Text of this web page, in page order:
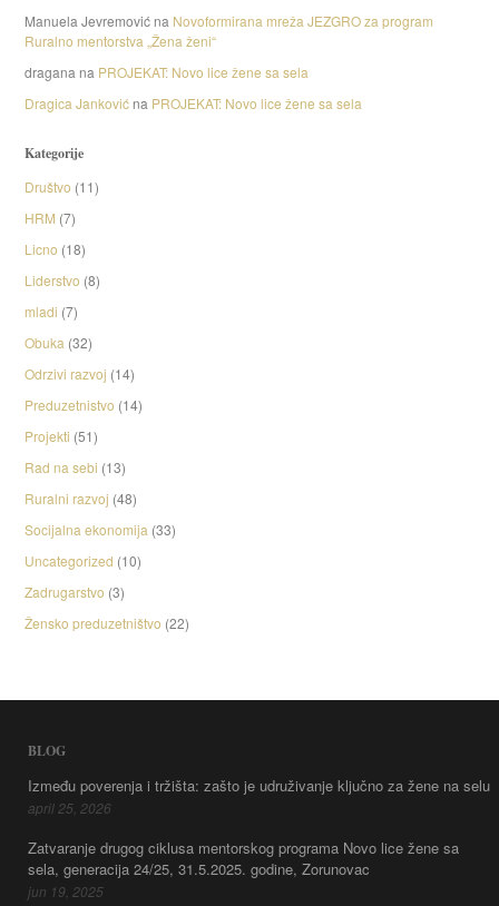
Manuela Jevremovićna Novoformirana mreža JEZGRO za program
Ruralno mentorstva „Žena ženi“
dragana na PROJEKAT: Novo lice žene sa sela
Dragica Jankovićna PROJEKAT: Novo lice žene sa sela
Kategorije
Društvo (11)
HRM (7)
Licno (18)
Liderstvo (8)
mladi (7)
Obuka (32)
Odrzivi razvoj (14)
Preduzetnistvo (14)
Projekti (51)
Rad na sebi (13)
Ruralni razvoj (48)
Socijalna ekonomija (33)
Uncategorized (10)
Zadrugarstvo (3)
Žensko preduzetništvo (22)
BLOG
Između poverenja i tržišta: zašto je udruživanje ključno za žene na selu
april 25, 2026
Zatvaranje drugog ciklusa mentorskog programa Novo lice žene sa
sela, generacija 24/25, 31.5.2025. godine, Zorunovac
jun 19, 2025